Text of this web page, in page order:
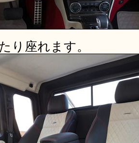
り座れます。